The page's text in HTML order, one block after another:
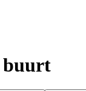
buurt